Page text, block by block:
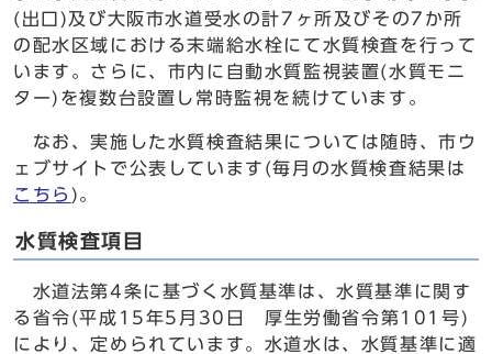
(出口)及び大阪市水道受水の計7ヶ所及びその7か所
の配水区域における末端給水栓にて水質検査を行って
います。さらに、市内に自動水質監視装置(水質モニ
ター)を複数台設置し常時監視を続けています。
なお、実施した水質検査結果については随時、市ウ
ェブサイトで公表しています(毎月の水質検査結果は
こちら )。
水質検査項目
水道法第4条に基づく水質基準は、水質基準に関す
る省令(平成15年5月30日 厚生労働省令第101号)
により、定められています。水道水は、水質基準に適